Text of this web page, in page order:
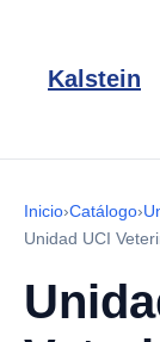
Kalstein
Inicio›Catálogo›
Unidad UCI